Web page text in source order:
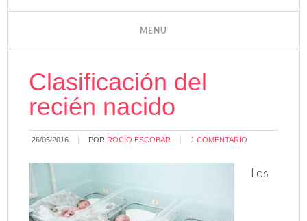
Clasificación del
recién nacido
26/05/2016 POR ROCÍO ESCOBAR 1 COMENTARIO
Los